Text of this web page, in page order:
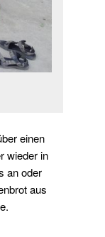
einen
wieder in
an oder
aus